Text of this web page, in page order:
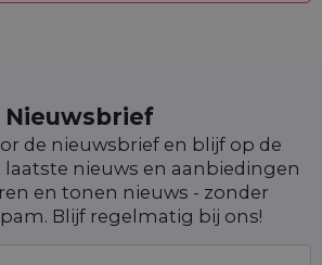
Nieuwsbrief
de nieuwsbrief en blijf op de
nieuws en aanbiedingen
en tonen nieuws - zonder
Blijf regelmatig bij ons!